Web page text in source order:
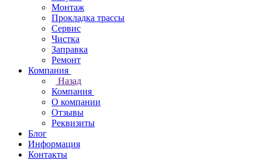
Монтаж
Прокладка трассы
Сервис
Чистка
Заправка
Ремонт
Компания
Назад
Компания
О компании
Отзывы
Реквизиты
Блог
Информация
Контакты